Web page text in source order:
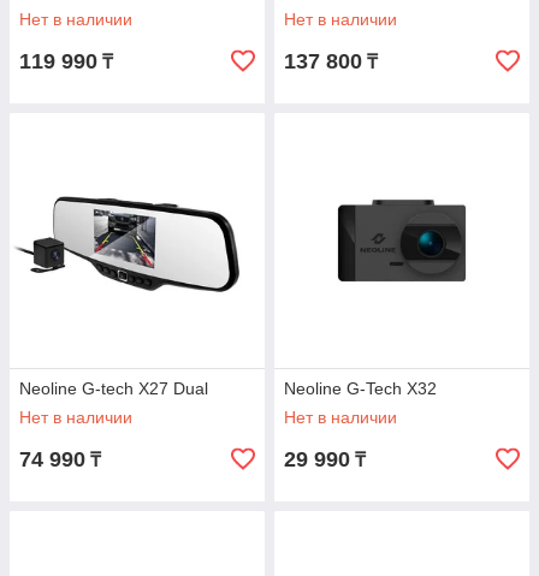
Нет в наличии
119 990 ₸
Нет в наличии
137 800 ₸
Neoline G-tech X27 Dual
Нет в наличии
74 990 ₸
Neoline G-Tech X32
Нет в наличии
29 990 ₸